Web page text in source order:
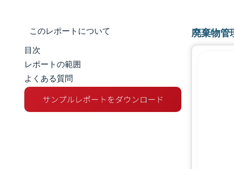
このレポートについて
市場規模とシェア
市場分析
トレンドとインサイト
目次
レポートの範囲
よくある質問
廃棄物管